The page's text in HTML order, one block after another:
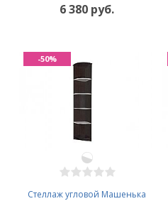
6 380 руб.
Стеллаж угловой Машенька
-50%